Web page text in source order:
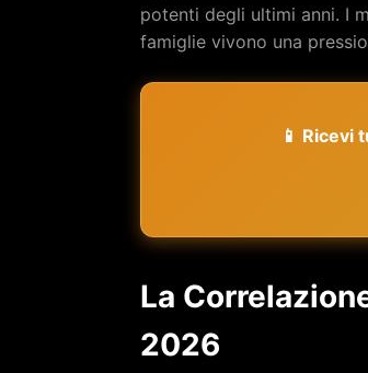
potenti degli ultimi anni. I
famiglie vivono una
📱 Ricevi
La
2026